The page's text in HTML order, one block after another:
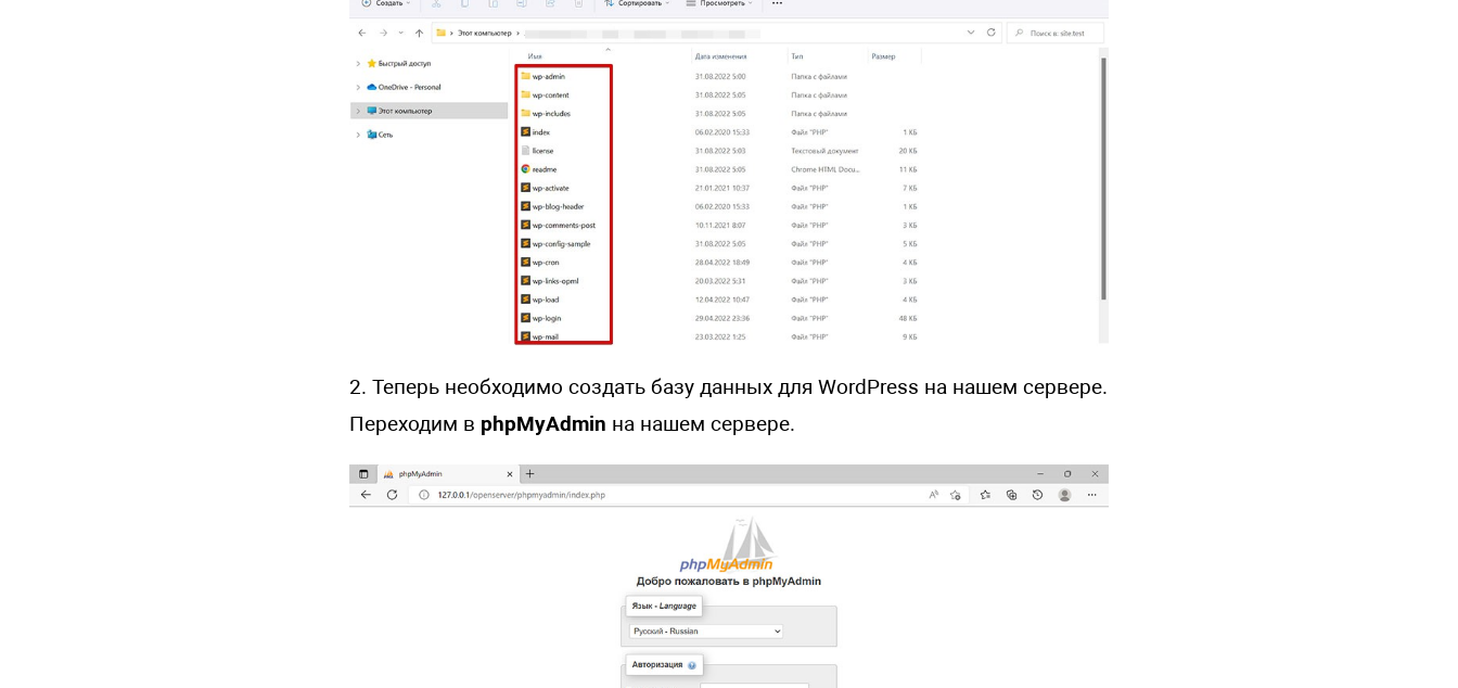
2. Теперь необходимо создать базу данных для WordPress на нашем сервере.
Переходим в phpMyAdmin на нашем сервере.